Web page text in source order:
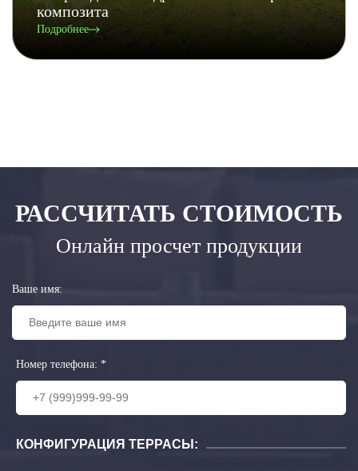
композита
Подробнее
РАССЧИТАТЬ СТОИМОСТЬ
Онлайн просчет продукции
Ваше имя:
Номер телефона: *
КОНФИГУРАЦИЯ ТЕРРАСЫ: